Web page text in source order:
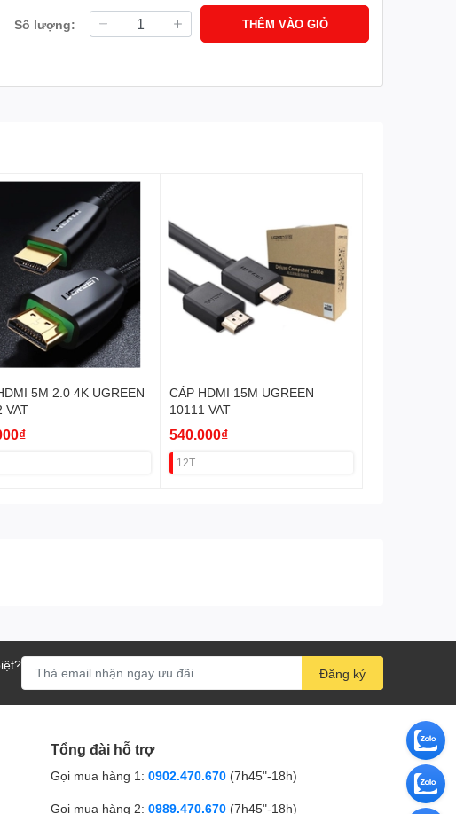
Số lượng: THÊM VÀO GIỎ
5M 2.0 4K UGREEN
VAT
CÁP HDMI 15M UGREEN
10111 VAT
540.000₫
12T
Đăng ký
Tổng đài hỗ trợ
Gọi mua hàng 1: 0902.470.670 (7h45"-18h)
Gọi mua hàng 2: 0989.470.670 (7h45"-18h)